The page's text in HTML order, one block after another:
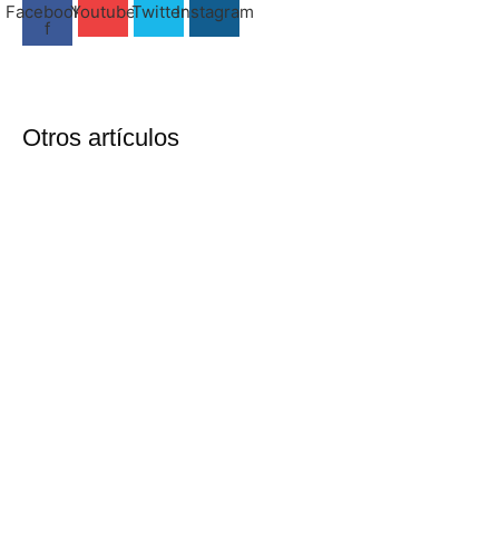
Facebook-
f
YoutubeTwitterInstagram
Otros artículos